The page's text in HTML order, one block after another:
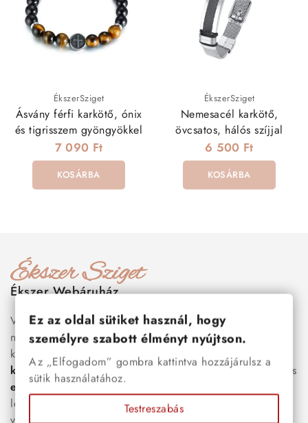
ÉkszerSziget
Ásvány férfi karkötő, ónix
és tigrisszem gyöngyökkel
7 090 Ft
KOSÁRBA
ÉkszerSziget
Nemesacél karkötő,
övcsatos, hálós szíjjal
6 500 Ft
KOSÁRBA
Ékszer Webáruház
Válogass több száz prémium minőségű, stílusos és tartós
nemesacél ékszer és orvosi fém ékszer közül, amelyek
között megtalálhatók a legnépszerűbb darabok is:
karkötők, nőinyakláncok,karikagyűrűk,fülbevalók
és
esküvői kiegészítőkegyaránt. Webáruházunkban a
legújabb trendeket követő, mégis időtálló ékszerek közül
Ez az oldal sütiket használ, hogy
személyre szabott élményt nyújtson.
Az „Elfogadom” gombra kattintva hozzájárulsz a
sütik használatához.
Testreszabás